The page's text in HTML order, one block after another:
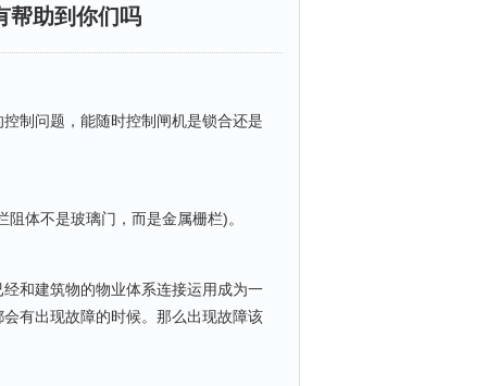
帮助到你们吗
制问题，能随时控制闸机是锁合还是
体不是玻璃门，而是金属栅栏)。
和建筑物的物业体系连接运用成为一
有出现故障的时候。那么出现故障该